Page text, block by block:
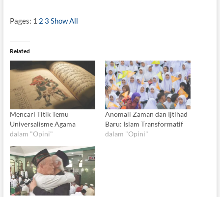
Pages: 1 2 3 Show All
Related
Mencari Titik Temu
Universalisme Agama
dalam "Opini"
Anomali Zaman dan Ijtihad
Baru: Islam Transformatif
dalam "Opini"